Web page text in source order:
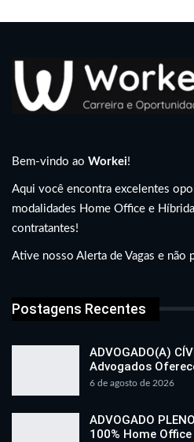
Bem-vindo ao Workei!
Aqui você encontra excelentes
modalidades Home Office e
contratantes!
Ative nosso Alerta de Vagas e não
Postagens Recentes
ADVOGADO(A)
Advogados
6 de agosto de 2026
ADVOGADO
100% Home Office